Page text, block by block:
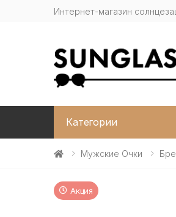
Интернет-магазин
Категории
Мужские Очки
Акция